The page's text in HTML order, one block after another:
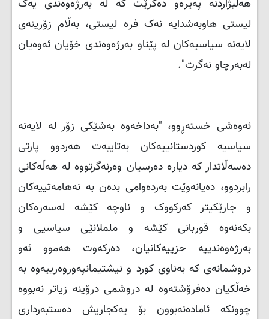
هەڵبژاردنە پەیرەو دەكرێت كە لە بەرژەوەندی یەک
لیستی هاوبەشدایە نەک فرە لیستی، بەڵام زۆرینەی
لایەنە سیاسیەكان لە پێناو بەرژەوەندی خۆیان ئەوەیان
لەبەرچاو نەگرت".
ئەوەشی خستەڕوو، "بەداخەوە بەشێكی زۆر لە لایەنە
سیاسیە كوردستانییەكان بەتایبەت هەردوو پارتی
دەسەڵاتدار كە دیارە دەرسیان وەرنەگرتووە لە هەڵەكانی
رابردوو، دەیانەوێت بەردەوامی بدەن بە نەهامەتییەكان
و جارێكیتر كەركووک و ناوچە كێشە لەسەرەكان
بكەنەوە قوربانی كێشە و ململانێی سیاسیی و
بەرژەوەندییە حزییەكانیان، دەركەوت هەموو ئەو
دروشمانەی كە بەناوی كورد و نیشتیمانپەوروەرییەوە بە
خەڵكیان دەفرۆشتەوە لە دروشمی درۆینە زیاتر نەبووە
چوونكە ئامادەنەبوون بۆ یەكجاریش دەستبەرداری